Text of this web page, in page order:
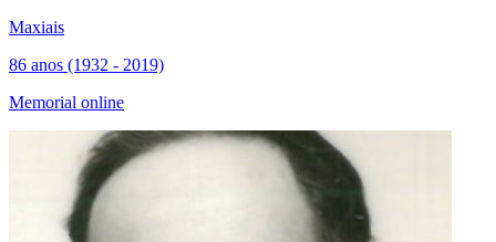
Maxiais
86 anos (1932 - 2019)
Memorial online